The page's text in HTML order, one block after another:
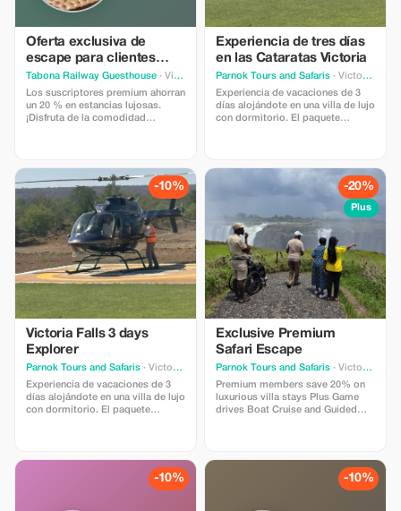
Oferta exclusiva de
escape para clientes
selectos
Tabona Railway Guesthouse · Victoria Falls
Los suscriptores premium ahorran
un 20 % en estancias lujosas.
¡Disfruta de la comodidad
Experiencia de tres días
en las Cataratas Victoria
Parnok Tours and Safaris · Victoria Falls
Experiencia de vacaciones de 3
días alojándote en una villa de lujo
con dormitorio. El paquete
Victoria Safari game drive de 3
horas Espectáculo cultural
Excursión de un día a Chobe
Vuelo en helicóptero sobre las
cataratas Victoria Paseo en barco
Traslado al aeropuerto. No
incluido: Entradas para vuelos
Propinas Comidas no incluidas
Souvenires Excursiones
adicionales Confirmación mínima
de 4 personas Precio: 1280 USD /
persona
-10%
Victoria Falls 3 days
Explorer
Parnok Tours and Safaris · Victoria Falls
Experiencia de vacaciones de 3
días alojándote en una villa de lujo
con dormitorio. El paquete
Victoria Safari game drive de 3
nocturno Vuelo en helicóptero
-20%
Plus
Exclusive Premium
Safari Escape
Parnok Tours and Safaris · Victoria Falls
Premium members save 20% on
luxurious villa stays Plus Game
drives Boat Cruise and Guided
fees are not inclusive. The
activities listed above have their
transport beverages and snacks
-10% -10%